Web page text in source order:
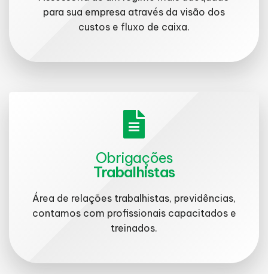
para sua empresa através da visão dos
custos e fluxo de caixa.
Obrigações
Trabalhistas
Área de relações trabalhistas, previdências,
contamos com profissionais capacitados e
treinados.